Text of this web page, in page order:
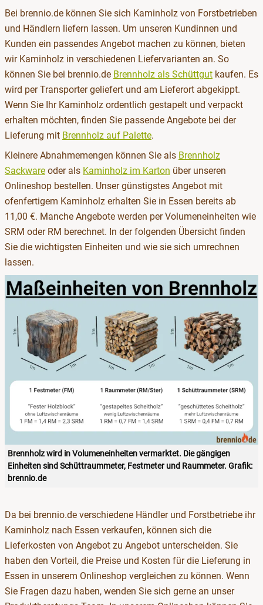
Bei brennio.de können Sie sich Kaminholz von Forstbetrieben
und Händlern liefern lassen. Um unseren Kundinnen und
Kunden ein passendes Angebot machen zu können, bieten
wir Kaminholz in verschiedenen Liefervarianten an. So
können Sie bei brennio.de Brennholz als Schüttgut kaufen. Es
wird per Transporter geliefert und am Lieferort abgekippt.
Wenn Sie Ihr Kaminholz ordentlich gestapelt und verpackt
erhalten möchten, finden Sie passende Angebote bei der
Lieferung mit Brennholz auf Palette.
Kleinere Abnahmemengen können Sie als Brennholz
Sackware oder als Kaminholz im Karton über unseren
Onlineshop bestellen. Unser günstigstes Angebot mit
ofenfertigem Kaminholz erhalten Sie in Essen bereits ab
11,00 €. Manche Angebote werden per Volumeneinheiten wie
SRM oder RM berechnet. In der folgenden Übersicht finden
Sie die wichtigsten Einheiten und wie sie sich umrechnen
lassen.
Brennholz wird in Volumeneinheiten vermarktet. Die gängigen
Einheiten sind Schüttraummeter, Festmeter und Raummeter. Grafik:
brennio.de
Da bei brennio.de verschiedene Händler und Forstbetriebe ihr
Kaminholz nach Essen verkaufen, können sich die
Lieferkosten von Angebot zu Angebot unterscheiden. Sie
haben den Vorteil, die Preise und Kosten für die Lieferung in
Essen in unserem Onlineshop vergleichen zu können. Wenn
Sie Fragen dazu haben, wenden Sie sich gerne an unser